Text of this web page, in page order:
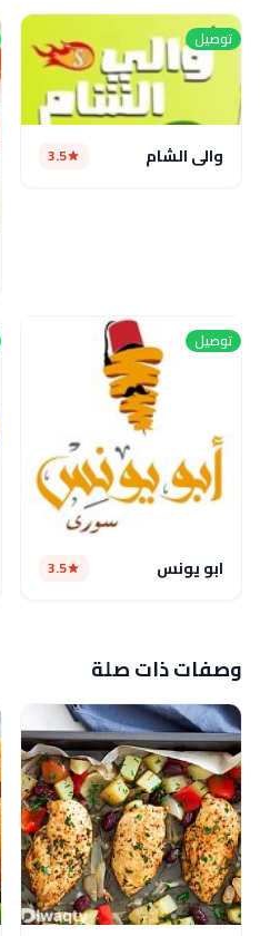
توصيل
والي الشام 3.5
توصيل
ابو يونس 3.5
وصفات ذات صلة